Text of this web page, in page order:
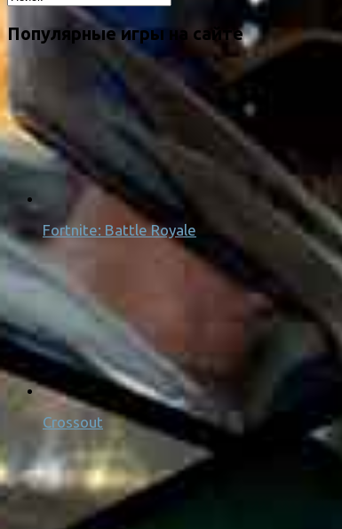
Популярные игры на сайте
Fortnite: Battle Royale
Crossout